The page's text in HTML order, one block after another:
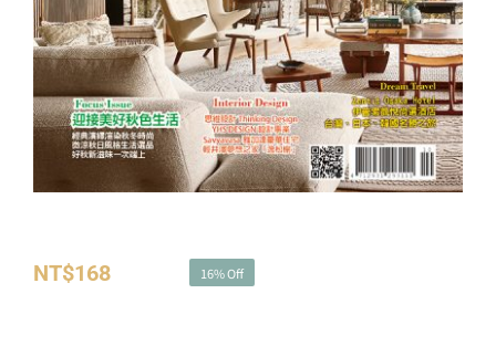
原
NT$168
目
16% Off